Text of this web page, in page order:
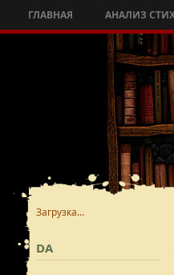
ГЛАВНАЯ АНАЛИЗ
Загрузка...
DA